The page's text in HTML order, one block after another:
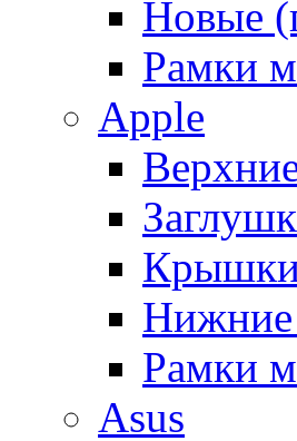
Новые
Рамки
Apple
Нижние
Рамки
Asus